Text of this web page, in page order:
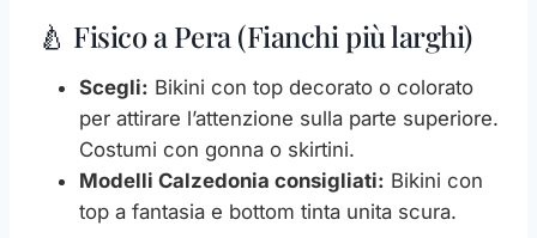
🍐 Fisico a Pera (Fianchi più larghi)
Scegli: Bikini con top decorato o colorato
per attirare l’attenzione sulla parte superiore.
Costumi con gonna o skirtini.
Modelli Calzedonia consigliati: Bikini con
top a fantasia e bottom tinta unita scura.